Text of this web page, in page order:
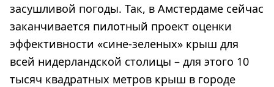
засушливой погоды. Так, в Амстердаме сейчас
заканчивается пилотный проект оценки
эффективности «сине-зеленых» крыш для
всей нидерландской столицы – для этого 10
тысяч квадратных метров крыш в городе